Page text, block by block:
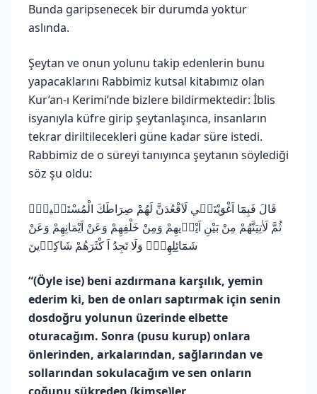
Bunda garipsenecek bir durumda yoktur
aslında.
Şeytan ve onun yolunu takip edenlerin bunu
yapacaklarını Rabbimiz kutsal kitabımız olan
Kur’an-ı Kerimi’nde bizlere bildirmektedir: İblis
isyanıyla küfre girip şeytanlaşınca, insanların
tekrar diriltilecekleri güne kadar süre istedi.
Rabbimiz de o süreyi tanıyınca şeytanın söylediği
söz şu oldu:
قَالَ فَبِمَٓا اَغْوَيْتَن۪ي لَاَقْعُدَنَّ لَهُمْ صِرَاطَكَ الْمُسْتَق۪يمَۙ
ثُمَّ لَاٰتِيَنَّهُمْ مِنْ بَيْنِ اَيْد۪يهِمْ وَمِنْ خَلْفِهِمْ وَعَنْ اَيْمَانِهِمْ وَعَنْ
شَمَٓائِلِهِمْۜ وَلَا تَجِدُ اَ كْثَرَهُمْ شَاكِر۪ينَ
“(Öyle ise) beni azdırmana karşılık, yemin
ederim ki, ben de onları saptırmak için senin
dosdoğru yolunun üzerinde elbette
oturacağım. Sonra (pusu kurup) onlara
önlerinden, arkalarından, sağlarından ve
sollarından sokulacağım ve sen onların